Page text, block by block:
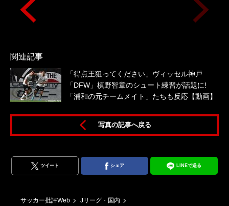
関連記事
「得点王狙ってください」ヴィッセル神戸
「DFW」槙野智章のシュート練習が話題に!
「浦和の元チームメイト」たちも反応【動画】
写真の記事へ戻る
ツイート シェア LINEで送る
サッカー批評Web
Jリーグ・国内